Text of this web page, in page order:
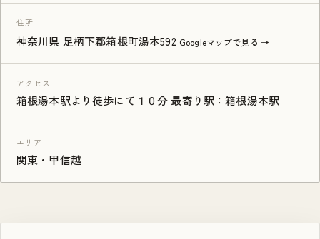
住所
神奈川県 足柄下郡箱根町湯本592 Googleマップで見る →
アクセス
箱根湯本駅より徒歩にて１０分 最寄り駅：箱根湯本駅
エリア
関東・甲信越